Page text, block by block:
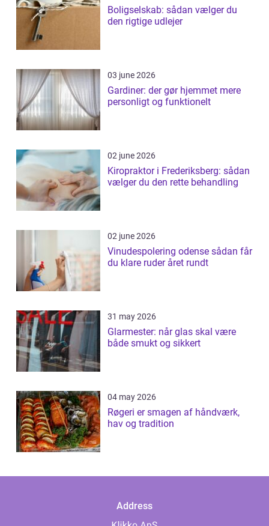
Boligselskab: sådan vælger du
den rigtige udlejer
03 june 2026
Gardiner: der gør hjemmet mere
personligt og funktionelt
02 june 2026
Kiropraktor i Frederiksberg: sådan
vælger du den rette behandling
02 june 2026
Vinudespolering odense sådan får
du klare ruder året rundt
31 may 2026
Glarmester: når glas skal være
både smukt og sikkert
04 may 2026
Røgeri er smagen af håndværk,
hav og tradition
Address